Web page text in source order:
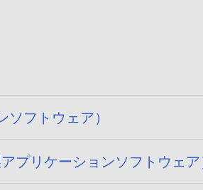
フトウェア）
プリケーションソフトウェア